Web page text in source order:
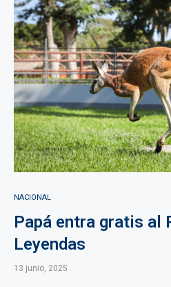
NACIONAL
Papá entra gratis al
Leyendas
13 junio, 2025